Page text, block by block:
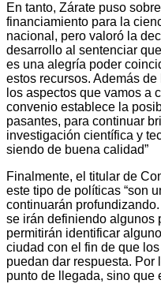
En tanto, Zárate puso
financiamiento para la
nacional, pero valoró la
desarrollo al sentenciar
es una alegría poder
estos recursos. Además
los aspectos que vamos a
convenio establece la
pasantes, para continuar
investigación científica y
siendo de buena calidad”
Finalmente, el titular de
este tipo de políticas “son
continuarán
se irán definiendo algunos
permitirán identificar
ciudad con el fin de que
puedan dar respuesta. Por
punto de llegada, sino que